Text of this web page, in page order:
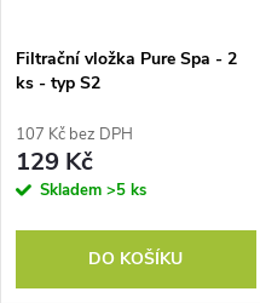
Filtrační vložka Pure Spa - 2
ks - typ S2
107 Kč bez DPH
129 Kč
Skladem >5 ks
DO KOŠÍKU